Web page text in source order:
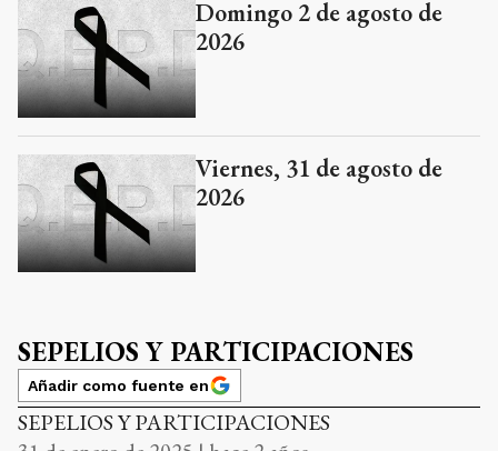
Domingo 2 de agosto de
2026
Viernes, 31 de agosto de
2026
SEPELIOS Y PARTICIPACIONES
Añadir como fuente en
SEPELIOS Y PARTICIPACIONES